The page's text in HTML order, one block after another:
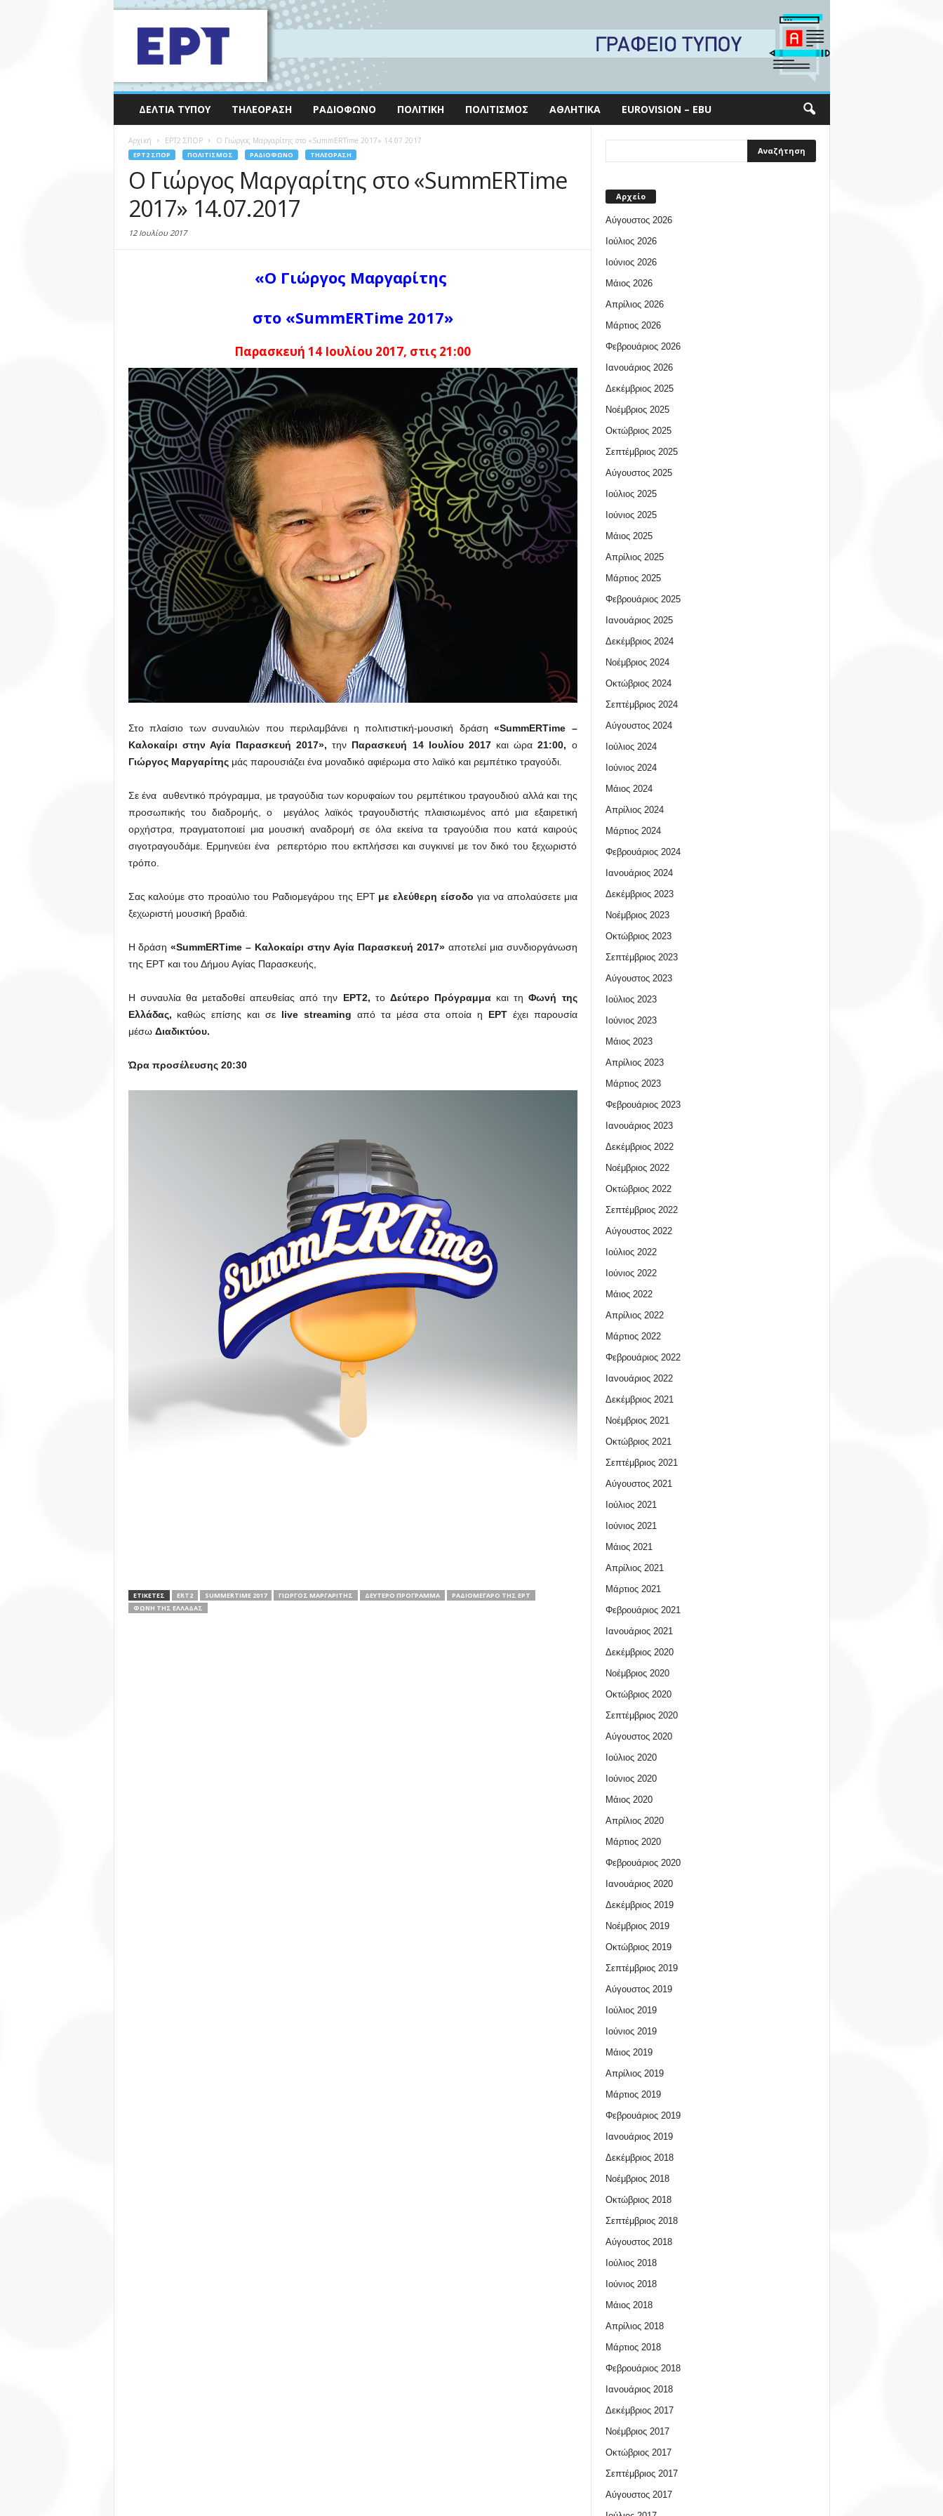
ΔΕΛΤΊΑ ΤΎΠΟΥ ΤΗΛΕΌΡΑΣΗ ΡΑΔΙΌΦΩΝΟ ΠΟΛΙΤΙΚΉ ΠΟΛΙΤΙΣΜΌΣ ΑΘΛΗΤΙΚΆ EUROVISION – EBU
Αρχική EΡΤ2 ΣΠΟΡ Ο Γιώργος Μαργαρίτης στο «SummERTime 2017» 14.07.2017
EΡΤ2 ΣΠΟΡ ΠΟΛΙΤΙΣΜΌΣ ΡΑΔΙΌΦΩΝΟ ΤΗΛΕΌΡΑΣΗ
Ο Γιώργος Μαργαρίτης στο «SummERTime
2017» 14.07.2017
12 Ιουλίου 2017
«Ο Γιώργος Μαργαρίτης
στο «SummERTime 2017»
Παρασκευή 14 Ιουλίου 2017, στις 21:00
Στο πλαίσιο των συναυλιών που περιλαμβάνει η πολιτιστική-μουσική δράση «SummERTime –
Καλοκαίρι στην Αγία Παρασκευή 2017», την Παρασκευή 14 Ιουλίου 2017 και ώρα21:00, ο
Γιώργος Μαργαρίτηςμάς παρουσιάζει ένα μοναδικό αφιέρωμα στο λαϊκό και ρεμπέτικο τραγούδι.
Σε ένα αυθεντικό πρόγραμμα, με τραγούδια των κορυφαίων του ρεμπέτικου τραγουδιού αλλά και της
προσωπικής του διαδρομής, ο μεγάλος λαϊκός τραγουδιστής πλαισιωμένος από μια εξαιρετική
ορχήστρα, πραγματοποιεί μια μουσική αναδρομή σε όλα εκείνα τα τραγούδια που κατά καιρούς
σιγοτραγουδάμε. Ερμηνεύει ένα ρεπερτόριο που εκπλήσσει και συγκινεί με τον δικό του ξεχωριστό
τρόπο.
Σας καλούμε στο προαύλιο του Ραδιομεγάρου της ΕΡΤ με ελεύθερη είσοδο για να απολαύσετε μια
ξεχωριστή μουσική βραδιά.
Η δράση«SummERTime – Καλοκαίρι στην Αγία Παρασκευή 2017» αποτελεί μια συνδιοργάνωση
της ΕΡΤ και του Δήμου Αγίας Παρασκευής,
Η συναυλία θα μεταδοθεί απευθείας από την ΕΡΤ2, το Δεύτερο Πρόγραμμακαι τηΦωνή της
Ελλάδας, καθώς επίσης και σε live streaming από τα μέσα στα οποία η ΕΡΤ έχει παρουσία
μέσω Διαδικτύου.
Ώρα προσέλευσης 20:30
ΕΤΙΚΕΤΕΣ ERT2 SUMMERTIME 2017 ΓΙΏΡΓΟΣ ΜΑΡΓΑΡΊΤΗΣ ΔΕΎΤΕΡΟ ΠΡΌΓΡΑΜΜΑ
ΡΑΔΙΟΜΈΓΑΡΟ ΤΗΣ ΕΡΤ
ΦΩΝΗ ΤΗΣ ΕΛΛΑΔΑΣ
Αρχείο
Αύγουστος 2026
Ιούλιος 2026
Ιούνιος 2026
Μάιος 2026
Απρίλιος 2026
Μάρτιος 2026
Φεβρουάριος 2026
Ιανουάριος 2026
Δεκέμβριος 2025
Νοέμβριος 2025
Οκτώβριος 2025
Σεπτέμβριος 2025
Αύγουστος 2025
Ιούλιος 2025
Ιούνιος 2025
Μάιος 2025
Απρίλιος 2025
Μάρτιος 2025
Φεβρουάριος 2025
Ιανουάριος 2025
Δεκέμβριος 2024
Νοέμβριος 2024
Οκτώβριος 2024
Σεπτέμβριος 2024
Αύγουστος 2024
Ιούλιος 2024
Ιούνιος 2024
Μάιος 2024
Απρίλιος 2024
Μάρτιος 2024
Φεβρουάριος 2024
Ιανουάριος 2024
Δεκέμβριος 2023
Νοέμβριος 2023
Οκτώβριος 2023
Σεπτέμβριος 2023
Αύγουστος 2023
Ιούλιος 2023
Ιούνιος 2023
Μάιος 2023
Απρίλιος 2023
Μάρτιος 2023
Φεβρουάριος 2023
Ιανουάριος 2023
Δεκέμβριος 2022
Νοέμβριος 2022
Οκτώβριος 2022
Σεπτέμβριος 2022
Αύγουστος 2022
Ιούλιος 2022
Ιούνιος 2022
Μάιος 2022
Απρίλιος 2022
Μάρτιος 2022
Φεβρουάριος 2022
Ιανουάριος 2022
Δεκέμβριος 2021
Νοέμβριος 2021
Οκτώβριος 2021
Σεπτέμβριος 2021
Αύγουστος 2021
Ιούλιος 2021
Ιούνιος 2021
Μάιος 2021
Απρίλιος 2021
Μάρτιος 2021
Φεβρουάριος 2021
Ιανουάριος 2021
Δεκέμβριος 2020
Νοέμβριος 2020
Οκτώβριος 2020
Σεπτέμβριος 2020
Αύγουστος 2020
Ιούλιος 2020
Ιούνιος 2020
Μάιος 2020
Απρίλιος 2020
Μάρτιος 2020
Φεβρουάριος 2020
Ιανουάριος 2020
Δεκέμβριος 2019
Νοέμβριος 2019
Οκτώβριος 2019
Σεπτέμβριος 2019
Αύγουστος 2019
Ιούλιος 2019
Ιούνιος 2019
Μάιος 2019
Απρίλιος 2019
Μάρτιος 2019
Φεβρουάριος 2019
Ιανουάριος 2019
Δεκέμβριος 2018
Νοέμβριος 2018
Οκτώβριος 2018
Σεπτέμβριος 2018
Αύγουστος 2018
Ιούλιος 2018
Ιούνιος 2018
Μάιος 2018
Απρίλιος 2018
Μάρτιος 2018
Φεβρουάριος 2018
Ιανουάριος 2018
Δεκέμβριος 2017
Νοέμβριος 2017
Οκτώβριος 2017
Σεπτέμβριος 2017
Αύγουστος 2017